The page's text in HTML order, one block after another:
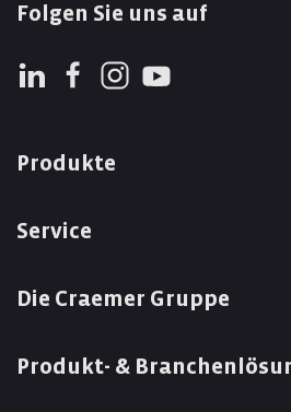
Folgen Sie uns auf
Produkte
Service
Die Craemer Gruppe
Produkt- &